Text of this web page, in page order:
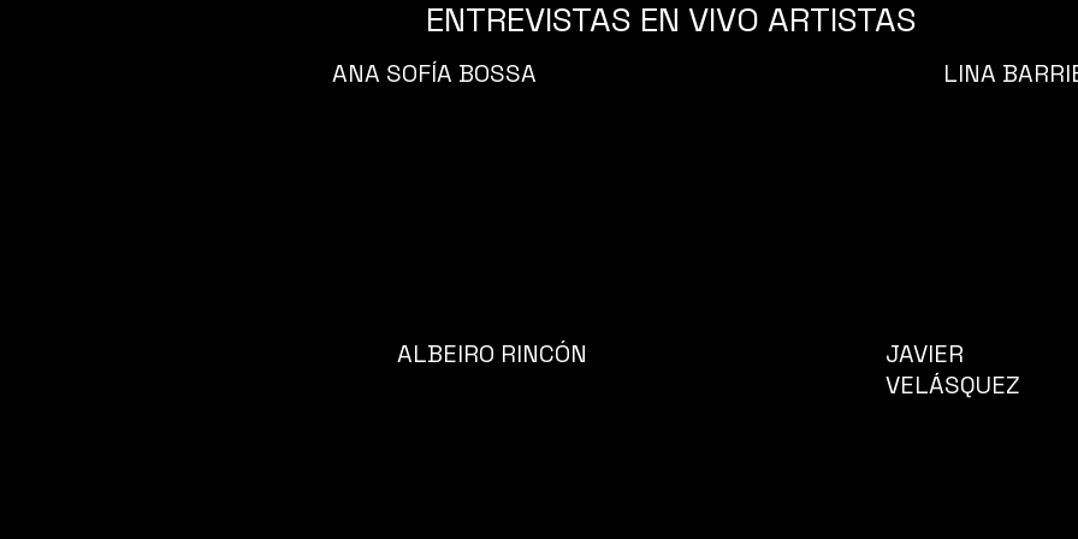
ENTREVISTAS EN VIVO ARTISTAS
ANA SOFÍA BOSSA
ALBEIRO RINCÓN
LINA
JAVIER
VELÁSQUEZ